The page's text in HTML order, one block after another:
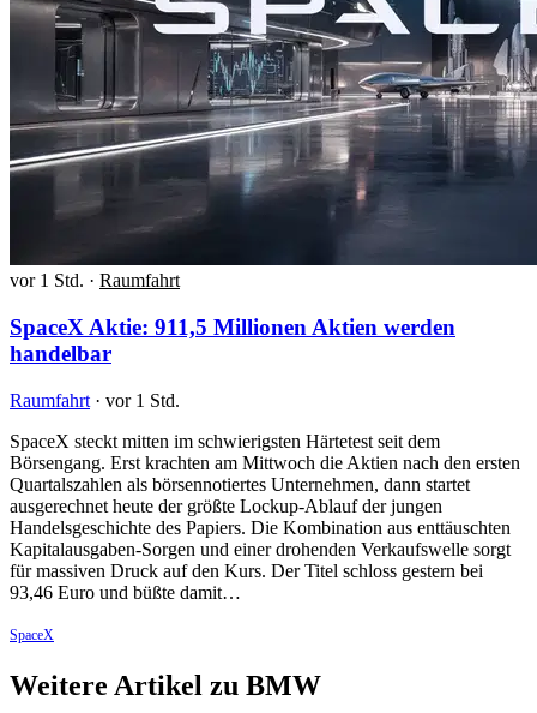
vor 1 Std. · Raumfahrt
SpaceX Aktie: 911,5 Millionen Aktien werden
handelbar
Raumfahrt · vor 1 Std.
SpaceX steckt mitten im schwierigsten Härtetest seit dem
Börsengang. Erst krachten am Mittwoch die Aktien nach den ersten
Quartalszahlen als börsennotiertes Unternehmen, dann startet
ausgerechnet heute der größte Lockup-Ablauf der jungen
Handelsgeschichte des Papiers. Die Kombination aus enttäuschten
Kapitalausgaben-Sorgen und einer drohenden Verkaufswelle sorgt
für massiven Druck auf den Kurs. Der Titel schloss gestern bei
93,46 Euro und büßte damit…
SpaceX
Weitere Artikel zu BMW